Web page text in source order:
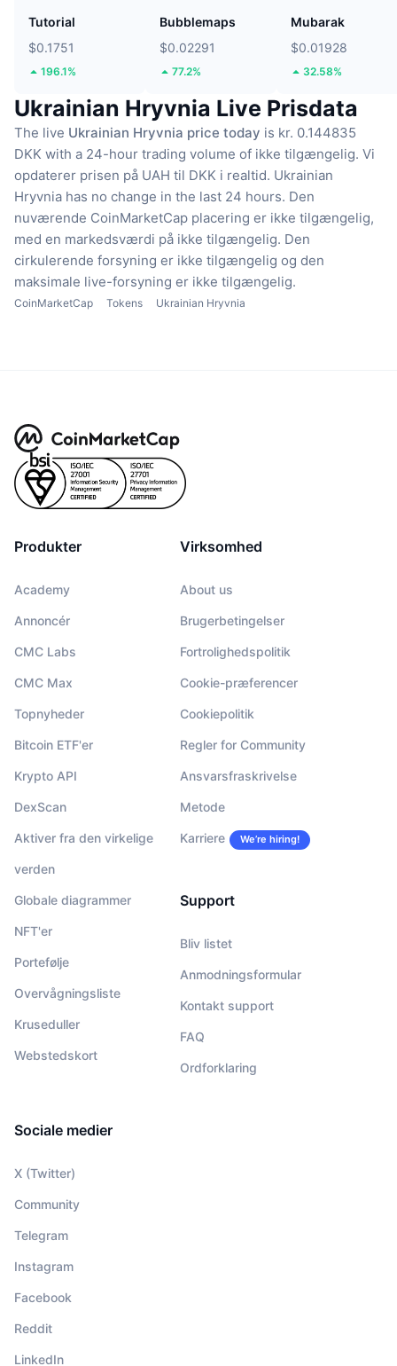
Tutorial
$0.1751
196.1%
Bubblemaps
$0.02291
77.2%
Mubarak
$0.01928
32.58%
Ukrainian Hryvnia Live Prisdata
The live Ukrainian Hryvnia price today is kr. 0.144835
DKK with a 24-hour trading volume of ikke tilgængelig. Vi
opdaterer prisen på UAH til DKK i realtid. Ukrainian
Hryvnia has no change in the last 24 hours. Den
nuværende CoinMarketCap placering er ikke tilgængelig,
med en markedsværdi på ikke tilgængelig. Den
cirkulerende forsyning er ikke tilgængelig og den
maksimale live-forsyning er ikke tilgængelig.
CoinMarketCap Tokens Ukrainian Hryvnia
Produkter
Academy
Annoncér
CMC Labs
CMC Max
Topnyheder
Bitcoin ETF'er
Krypto API
DexScan
Aktiver fra den virkelige
verden
Globale diagrammer
NFT'er
Portefølje
Overvågningsliste
Kruseduller
Webstedskort
Virksomhed
About us
Brugerbetingelser
Fortrolighedspolitik
Cookie-præferencer
Cookiepolitik
Regler for Community
Ansvarsfraskrivelse
Metode
Karriere We’re hiring!
Support
Bliv listet
Anmodningsformular
Kontakt support
FAQ
Ordforklaring
Sociale medier
X (Twitter)
Community
Telegram
Instagram
Facebook
Reddit
LinkedIn